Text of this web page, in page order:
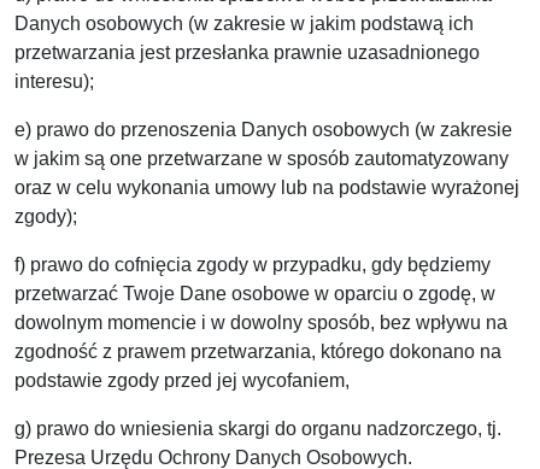
Danych osobowych (w zakresie w jakim podstawą ich
przetwarzania jest przesłanka prawnie uzasadnionego
interesu);
e) prawo do przenoszenia Danych osobowych (w zakresie
w jakim są one przetwarzane w sposób zautomatyzowany
oraz w celu wykonania umowy lub na podstawie wyrażonej
zgody);
f) prawo do cofnięcia zgody w przypadku, gdy będziemy
przetwarzać Twoje Dane osobowe w oparciu o zgodę, w
dowolnym momencie i w dowolny sposób, bez wpływu na
zgodność z prawem przetwarzania, którego dokonano na
podstawie zgody przed jej wycofaniem,
g) prawo do wniesienia skargi do organu nadzorczego, tj.
Prezesa Urzędu Ochrony Danych Osobowych.